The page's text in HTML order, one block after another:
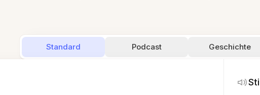
Standard Podcast Geschichte